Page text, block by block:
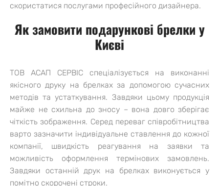
скористатися послугами професійного дизайнера.
Як замовити подарункові брелки у
Києві
ТОВ АСАП СЕРВІС спеціалізується на виконанні
якісного друку на брелках за допомогою сучасних
методів та устаткування. Завдяки цьому продукція
майже не схильна до зносу – вона довго зберігає
чіткість зображення. Серед переваг співробітництва
варто зазначити індивідуальне ставлення до кожної
компанії, швидкість реагування на заявки та
можливість оформлення термінових замовлень.
Завдяки останній друк на брелках виконується у
помітно скорочені строки.